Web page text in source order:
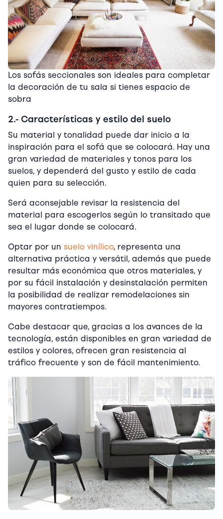
Los sofás seccionales son ideales para completar
la decoración de tu sala si tienes espacio de
sobra
2.- Características y estilo del suelo
Su material y tonalidad puede dar inicio a la
inspiración para el sofá que se colocará. Hay una
gran variedad de materiales y tonos para los
suelos, y dependerá del gusto y estilo de cada
quien para su selección.
Será aconsejable revisar la resistencia del
material para escogerlos según lo transitado que
sea el lugar donde se colocará.
Optar por un suelo vinílico, representa una
alternativa práctica y versátil, además que puede
resultar más económica que otros materiales, y
por su fácil instalación y desinstalación permiten
la posibilidad de realizar remodelaciones sin
mayores contratiempos.
Cabe destacar que, gracias a los avances de la
tecnología, están disponibles en gran variedad de
estilos y colores, ofrecen gran resistencia al
tráfico frecuente y son de fácil mantenimiento.